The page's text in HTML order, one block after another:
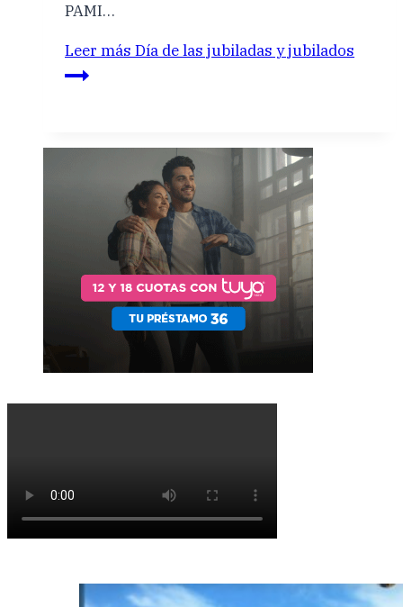
PAMI…
Leer más Día de las jubiladas y jubilados